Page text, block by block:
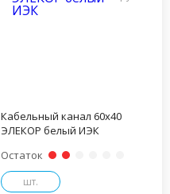
Кабельный канал 60х40
ЭЛЕКОР белый ИЭК
Остаток
шт.